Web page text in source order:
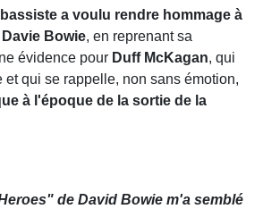
a voulu rendre hommage à
Davie Bowie, en reprenant sa
évidence pour Duff McKagan, qui
et qui se rappelle, non sans émotion,
à l'époque de la sortie de la
de David Bowie m'a semblé